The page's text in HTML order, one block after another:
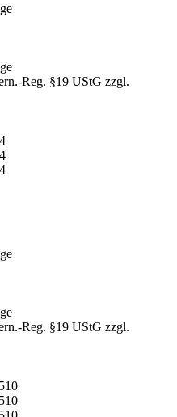
Reg. §19 UStG zzgl.
Reg. §19 UStG zzgl.